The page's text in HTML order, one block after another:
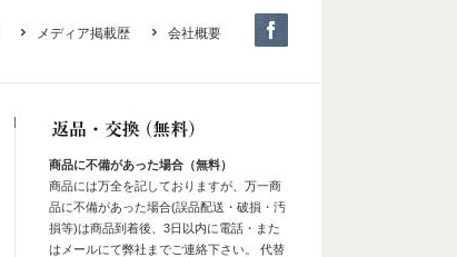
メディア掲載歴 会社概要
商品に不備があった場合（無料）
商品には万全を記しておりますが、万一商
品に不備があった場合(誤品配送・破損・汚
損等)は商品到着後、3日以内に電話・また
はメールにて弊社までご連絡下さい。 代替